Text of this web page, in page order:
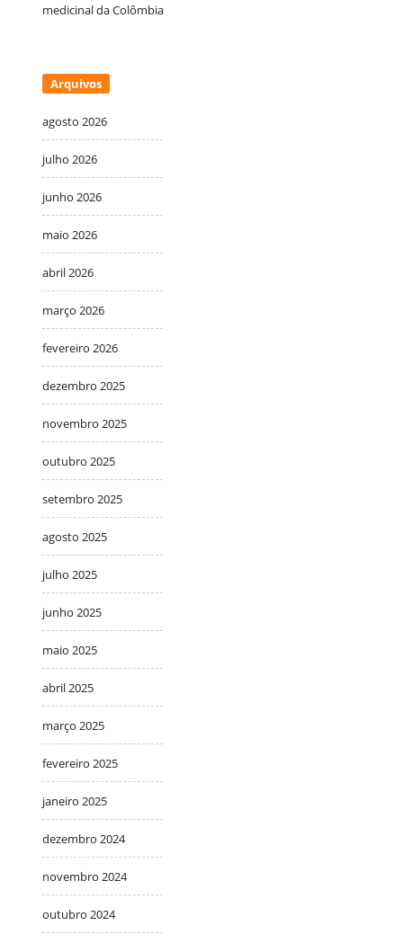
medicinal da Colômbia
Arquivos
agosto 2026
julho 2026
junho 2026
maio 2026
abril 2026
março 2026
fevereiro 2026
dezembro 2025
novembro 2025
outubro 2025
setembro 2025
agosto 2025
julho 2025
junho 2025
maio 2025
abril 2025
março 2025
fevereiro 2025
janeiro 2025
dezembro 2024
novembro 2024
outubro 2024